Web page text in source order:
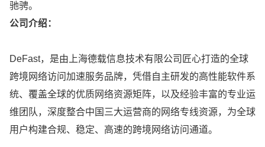
驰骋。
公司介绍：
DeFast，是由上海德载信息技术有限公司匠心打造的全球
跨境网络访问加速服务品牌，凭借自主研发的高性能软件系
统、覆盖全球的优质网络资源矩阵，以及经验丰富的专业运
维团队，深度整合中国三大运营商的网络专线资源，为全球
用户构建合规、稳定、高速的跨境网络访问通道。